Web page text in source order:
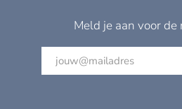
Meld je aan voor